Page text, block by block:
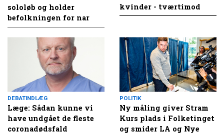
sololøb og holder
befolkningen for nar
kvinder - tværtimod
DEBATINDLÆG
Læge: Sådan kunne vi
have undgået de fleste
coronadødsfald
POLITIK
Ny måling giver Stram
Kurs plads i Folketinget
og smider LA og Nye